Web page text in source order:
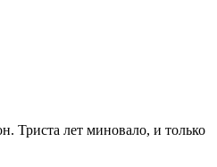
Триста лет миновало, и только